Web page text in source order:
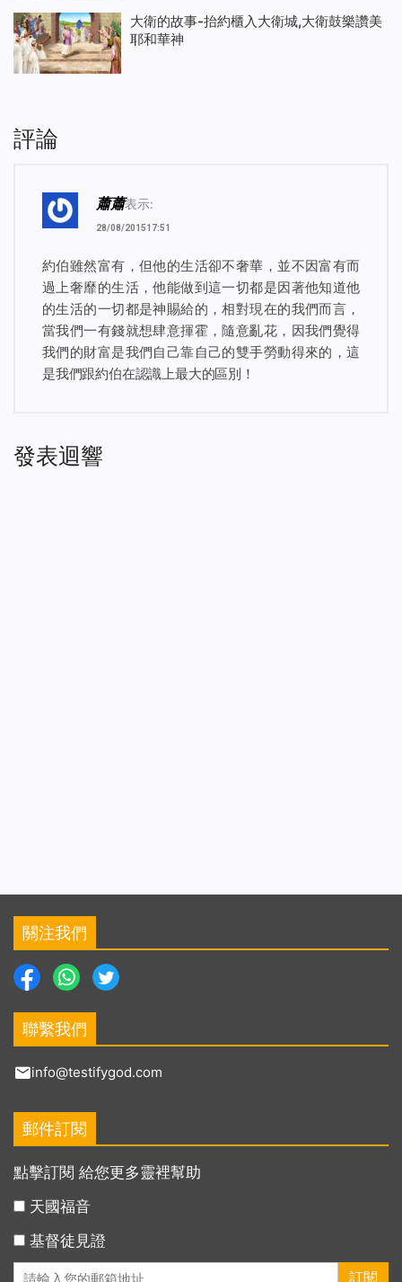
大衛的故事-抬約櫃入大衛城,大衛鼓樂讚美
耶和華神
評論
蕭蕭表示:
28/08/201517:51
約伯雖然富有，但他的生活卻不奢華，並不因富有而
過上奢靡的生活，他能做到這一切都是因著他知道他
的生活的一切都是神賜給的，相對現在的我們而言，
當我們一有錢就想肆意揮霍，隨意亂花，因我們覺得
我們的財富是我們自己靠自己的雙手勞動得來的，這
是我們跟約伯在認識上最大的區別！
發表迴響
關注我們
聯繫我們
info@testifygod.com
郵件訂閱
點擊訂閱 給您更多靈裡幫助
天國福音
基督徒見證